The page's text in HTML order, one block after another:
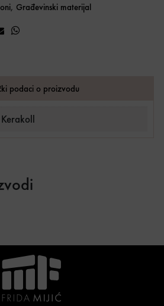
, Građevinski materijal
podaci o proizvodu
Kerakoll